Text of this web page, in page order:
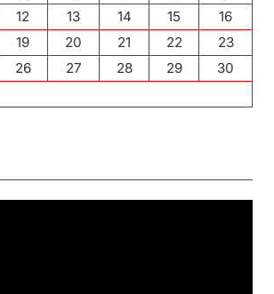
12 13 14 15
16
19 20 21 22
23
26 27 28 29
30